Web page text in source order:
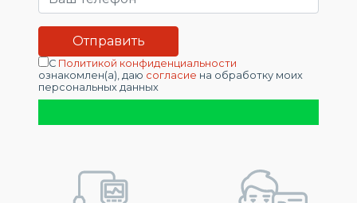
С Политикой конфиденциальности
ознакомлен(а), даю согласие на обработку моих
персональных данных